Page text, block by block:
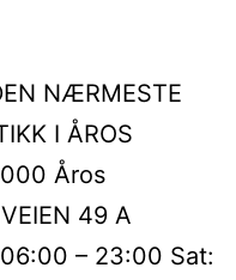
NÆRMESTE
I ÅROS
Åros
49 A
– 23:00 Sat: